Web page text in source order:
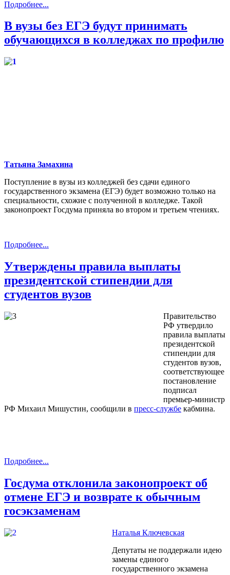
Подробнее...
В вузы без ЕГЭ будут принимать
обучающихся в колледжах по профилю
Татьяна Замахина
Поступление в вузы из колледжей без сдачи единого
государственного экзамена (ЕГЭ) будет возможно только на
специальности, схожие с полученной в колледже. Такой
законопроект Госдума приняла во втором и третьем чтениях.
Подробнее...
Утверждены правила выплаты
президентской стипендии для
студентов вузов
Правительство
РФ утвердило
правила выплаты
президентской
стипендии для
студентов вузов,
соответствующее
постановление
подписал
премьер-министр
РФ Михаил Мишустин, сообщили в пресс-службе кабмина.
Подробнее...
Госдума отклонила законопроект об
отмене ЕГЭ и возврате к обычным
госэкзаменам
Наталья Ключевская
Депутаты не поддержали идею
замены единого
государственного экзамена